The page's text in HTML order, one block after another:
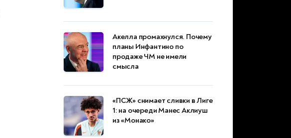
Акелла промахнулся. Почему
планы Инфантино по
продаже ЧМ не имели
смысла
«ПСЖ» снимает сливки в Лиге
1: на очереди Манес Аклиуш
из «Монако»